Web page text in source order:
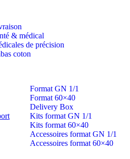
& médical
de précision
coton
Format GN 1/1
Format 60×40
Delivery Box
Kits format GN 1/1
Kits format 60×40
Accessoires format GN 1/1
Accessoires format 60×40